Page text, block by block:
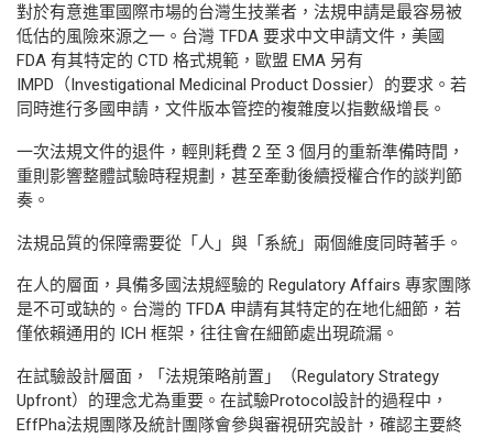
對於有意進軍國際市場的台灣生技業者，法規申請是最容易被
低估的風險來源之一。台灣 TFDA 要求中文申請文件，美國
FDA 有其特定的 CTD 格式規範，歐盟 EMA 另有
IMPD（Investigational Medicinal Product Dossier）的要求。若
同時進行多國申請，文件版本管控的複雜度以指數級增長。
一次法規文件的退件，輕則耗費 2 至 3 個月的重新準備時間，
重則影響整體試驗時程規劃，甚至牽動後續授權合作的談判節
奏。
法規品質的保障需要從「人」與「系統」兩個維度同時著手。
在人的層面，具備多國法規經驗的 Regulatory Affairs 專家團隊
是不可或缺的。台灣的 TFDA 申請有其特定的在地化細節，若
僅依賴通用的 ICH 框架，往往會在細節處出現疏漏。
在試驗設計層面，「法規策略前置」（Regulatory Strategy
Upfront）的理念尤為重要。在試驗Protocol設計的過程中，
EffPha法規團隊及統計團隊會參與審視研究設計，確認主要終